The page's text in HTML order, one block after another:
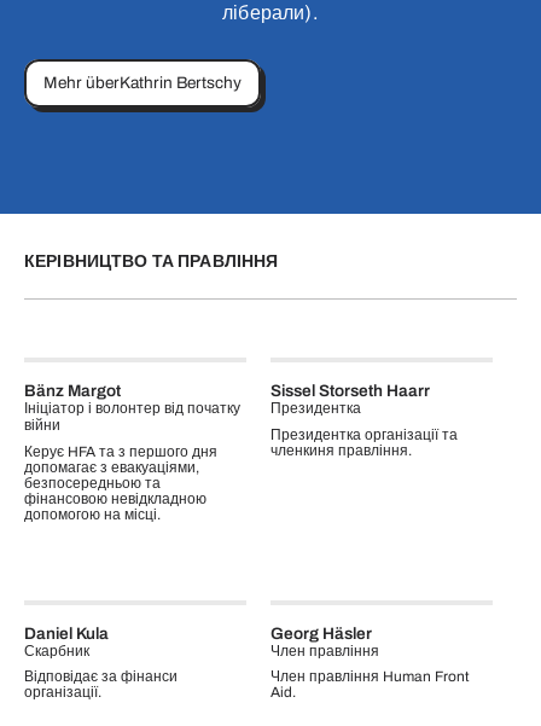
ліберали).
Mehr überKathrin Bertschy
КЕРІВНИЦТВО ТА ПРАВЛІННЯ
Bänz Margot
Ініціатор і волонтер від початку
війни
Керує HFA та з першого дня
допомагає з евакуаціями,
безпосередньою та
фінансовою невідкладною
допомогою на місці.
Sissel Storseth Haarr
Президентка
Президентка організації та
членкиня правління.
Daniel Kula
Скарбник
Відповідає за фінанси
організації.
Georg Häsler
Член правління
Член правління Human Front
Aid.